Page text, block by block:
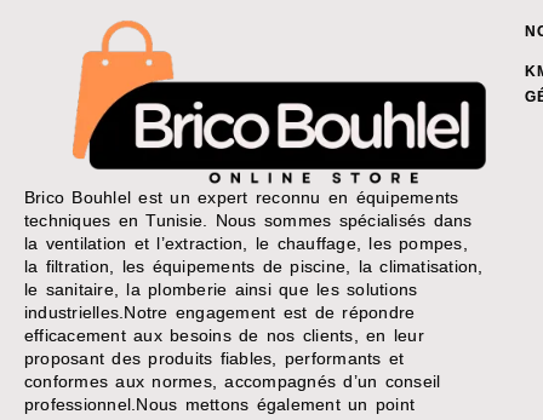
Brico Bouhlel est un expert reconnu en équipements
techniques en Tunisie. Nous sommes spécialisés dans
la ventilation et l’extraction, le chauffage, les pompes,
la filtration, les équipements de piscine, la climatisation,
le sanitaire, la plomberie ainsi que les solutions
industrielles.Notre engagement est de répondre
efficacement aux besoins de nos clients, en leur
proposant des produits fiables, performants et
conformes aux normes, accompagnés d’un conseil
professionnel.Nous mettons également un point